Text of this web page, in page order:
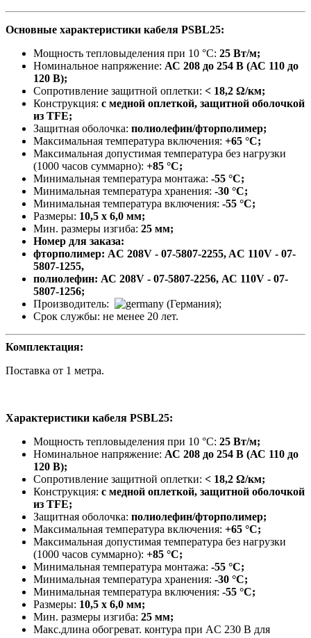
Основные характеристики кабеля PSBL25:
Мощность тепловыделения при 10 °C: 25 Вт/м;
Номинальное напряжение: АС 208 до 254 В (АС 110 до
120 В);
Сопротивление защитной оплетки: < 18,2 Ω/км;
Конструкция: с медной оплеткой, защитной оболочкой
из TFE;
Защитная оболочка: полиолефин/фторполимер;
Максимальная температура включения: +65 °С;
Максимальная допустимая температура без нагрузки
(1000 часов суммарно): +85 °C;
Минимальная температура монтажа: -55 °С;
Минимальная температура хранения: -30 °С;
Минимальная температура включения: -55 °С;
Размеры: 10,5 x 6,0 мм;
Мин. размеры изгиба: 25 мм;
Номер для заказа:
фторполимер: AC 208V - 07-5807-2255, AC 110V - 07-
5807-1255,
полиолефин: АС 208V - 07-5807-2256, АС 110V - 07-
5807-1256;
Производитель:
(Германия);
Срок службы: не менее 20 лет.
Комплектация:
Поставка от 1 метра.
Характеристики кабеля PSBL25:
Мощность тепловыделения при 10 °C: 25 Вт/м;
Номинальное напряжение: АС 208 до 254 В (АС 110 до
120 В);
Сопротивление защитной оплетки: < 18,2 Ω/км;
Конструкция: с медной оплеткой, защитной оболочкой
из TFE;
Защитная оболочка: полиолефин/фторполимер;
Максимальная температура включения: +65 °С;
Максимальная допустимая температура без нагрузки
(1000 часов суммарно): +85 °C;
Минимальная температура монтажа: -55 °С;
Минимальная температура хранения: -30 °С;
Минимальная температура включения: -55 °С;
Размеры: 10,5 x 6,0 мм;
Мин. размеры изгиба: 25 мм;
Макс.длина обогреват. контура при AC 230 В для